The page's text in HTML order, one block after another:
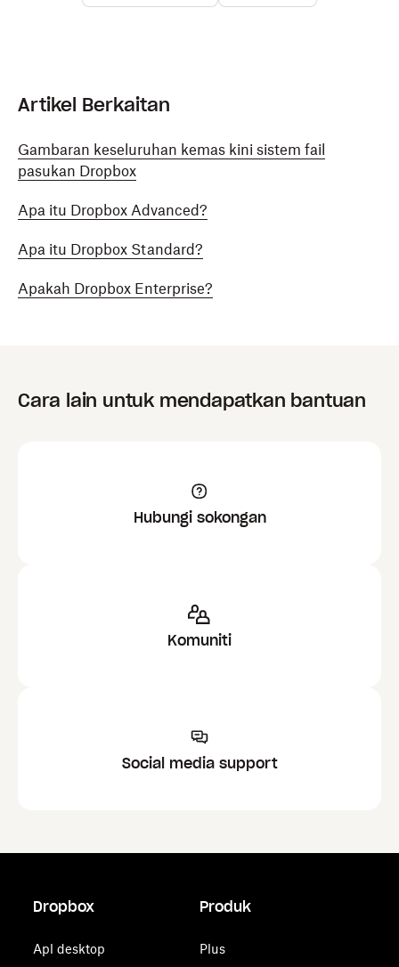
Artikel Berkaitan
Gambaran keseluruhan kemas kini sistem fail
pasukan Dropbox
Apa itu Dropbox Advanced?
Apa itu Dropbox Standard?
Apakah Dropbox Enterprise?
Cara lain untuk mendapatkan bantuan
Hubungi sokongan
Komuniti
Social media support
Dropbox
Apl desktop
Produk
Plus